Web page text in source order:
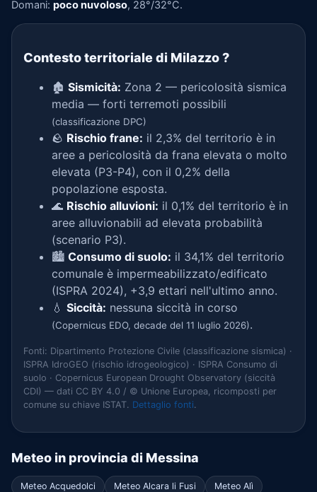
Domani: poco nuvoloso, 28°/32°C.
Contesto territoriale di Milazzo?
🏚️ Sismicità: Zona 2 — pericolosità sismica
media — forti terremoti possibili
(classificazione DPC)
🪨 Rischio frane: il 2,3% del territorio è in
aree a pericolosità da frana elevata o molto
elevata (P3-P4), con il 0,2% della
popolazione esposta.
🌊 Rischio alluvioni: il 0,1% del territorio è in
aree alluvionabili ad elevata probabilità
(scenario P3).
🏙️ Consumo di suolo: il 34,1% del territorio
comunale è impermeabilizzato/edificato
(ISPRA 2024), +3,9 ettari nell'ultimo anno.
💧 Siccità: nessuna siccità in corso
(Copernicus EDO, decade del 11 luglio 2026).
Fonti: Dipartimento Protezione Civile (classificazione sismica) ·
ISPRA IdroGEO (rischio idrogeologico) · ISPRA Consumo di
suolo · Copernicus European Drought Observatory (siccità
CDI) — dati CC BY 4.0 / © Unione Europea, ricomposti per
comune su chiave ISTAT. Dettaglio fonti.
Meteo in provincia di Messina
Meteo Acquedolci Meteo Alcara li Fusi Meteo Alì